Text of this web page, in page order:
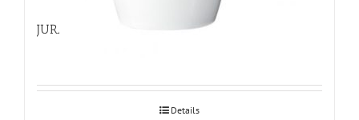
JURA kohvikruus
Details